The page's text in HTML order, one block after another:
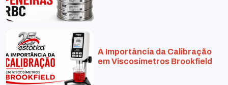
A Importância da Calibração
em Viscosímetros Brookfield